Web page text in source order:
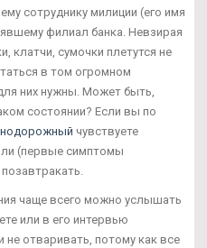
сотруднику милиции (его имя
филиал банка. Невзирая
клатчи, сумочки плетутся не
в том огромном
них нужны. Может быть,
состоянии? Если вы по
чувствуете
(первые симптомы
чаще всего можно услышать
или в его интервью
отваривать, потому как все